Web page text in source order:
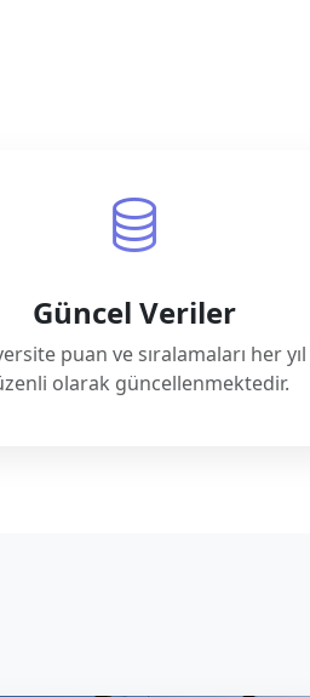
Güncel Veriler
puan ve sıralamaları her yıl
olarak güncellenmektedir.